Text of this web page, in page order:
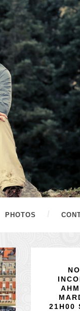
PHOTOS
21H00